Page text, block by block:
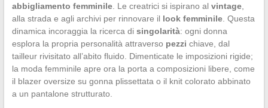
abbigliamento femminile. Le creatrici si ispirano al vintage,
alla strada e agli archivi per rinnovare il look femminile. Questa
dinamica incoraggia la ricerca di singolarità: ogni donna
esplora la propria personalità attraverso pezzi chiave, dal
tailleur rivisitato all’abito fluido. Dimenticate le imposizioni rigide;
la moda femminile apre ora la porta a composizioni libere, come
il blazer oversize su gonna plissettata o il knit colorato abbinato
a un pantalone strutturato.